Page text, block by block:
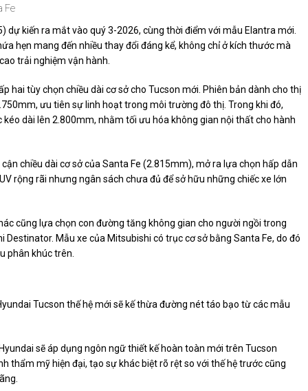
Fe
dự kiến ra mắt vào quý 3-2026, cùng thời điểm với mẫu Elantra mới.
hẹn mang đến nhiều thay đổi đáng kể, không chỉ ở kích thước mà
trải nghiệm vận hành.
hai tùy chọn chiều dài cơ sở cho Tucson mới. Phiên bản dành cho thị
ưu tiên sự linh hoạt trong môi trường đô thị. Trong khi đó,
kéo dài lên 2.800mm, nhằm tối ưu hóa không gian nội thất cho hành
chiều dài cơ sở của Santa Fe (2.815mm), mở ra lựa chọn hấp dẫn
rộng rãi nhưng ngân sách chưa đủ để sở hữu những chiếc xe lớn
cũng lựa chọn con đường tăng không gian cho người ngồi trong
Destinator. Mẫu xe của Mitsubishi có trục cơ sở bằng Santa Fe, do đó
phân khúc trên.
Tucson thế hệ mới sẽ kế thừa đường nét táo bạo từ các mẫu
sẽ áp dụng ngôn ngữ thiết kế hoàn toàn mới trên Tucson
thẩm mỹ hiện đại, tạo sự khác biệt rõ rệt so với thế hệ trước cũng